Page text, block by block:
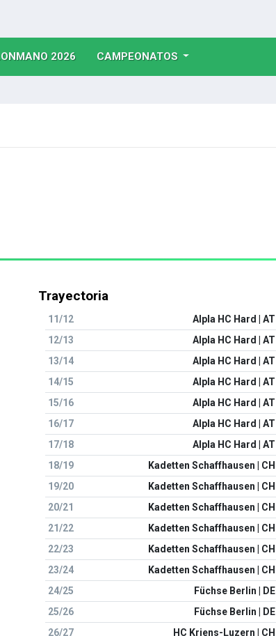
2026(CURRENT)
CAMPEONATOS
Trayectoria
11/12
Alpla HC Hard | AT
12/13
Alpla HC Hard | AT
13/14
Alpla HC Hard | AT
14/15
Alpla HC Hard | AT
15/16
Alpla HC Hard | AT
16/17
Alpla HC Hard | AT
17/18
Alpla HC Hard | AT
18/19
Kadetten Schaffhausen | CH
19/20
Kadetten Schaffhausen | CH
20/21
Kadetten Schaffhausen | CH
21/22
Kadetten Schaffhausen | CH
22/23
Kadetten Schaffhausen | CH
23/24
Kadetten Schaffhausen | CH
24/25
Füchse Berlin | DE
25/26
Füchse Berlin | DE
26/27
HC Kriens-Luzern | CH